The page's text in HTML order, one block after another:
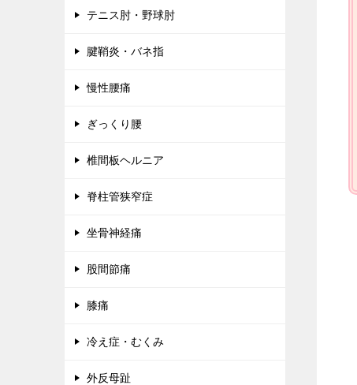
テニス肘・野球肘
腱鞘炎・バネ指
慢性腰痛
ぎっくり腰
椎間板ヘルニア
脊柱管狭窄症
坐骨神経痛
股間節痛
膝痛
冷え症・むくみ
外反母趾